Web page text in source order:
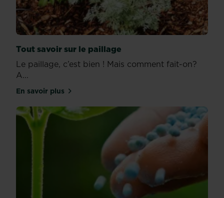
Tout savoir sur le paillage
Le paillage, c’est bien ! Mais comment fait-on?
A...
En savoir plussur Tout savoir sur le paillage